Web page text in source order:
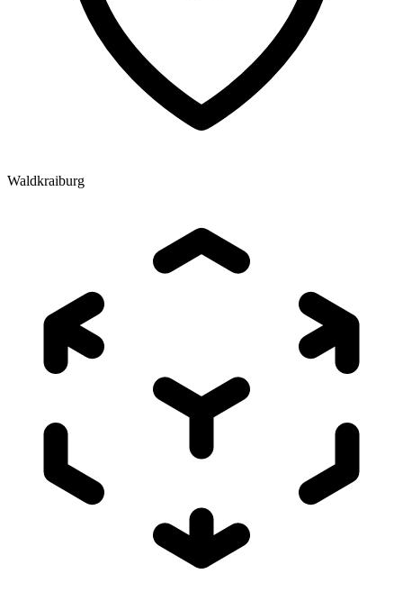
Waldkraiburg